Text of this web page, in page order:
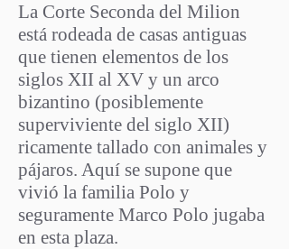
La Corte Seconda del Milion
está rodeada de casas antiguas
que tienen elementos de los
siglos XII al XV y un arco
bizantino (posiblemente
superviviente del siglo XII)
ricamente tallado con animales y
pájaros. Aquí se supone que
vivió la familia Polo y
seguramente Marco Polo jugaba
en esta plaza.